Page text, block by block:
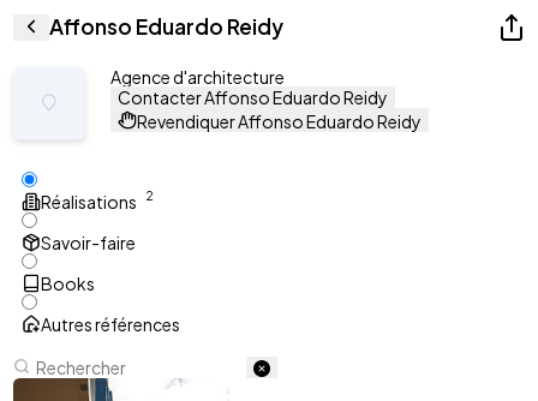
Affonso Eduardo Reidy
Agence d'architecture
Contacter Affonso Eduardo Reidy
Revendiquer Affonso Eduardo Reidy
Réalisations 2
Savoir-faire
Books
Autres références